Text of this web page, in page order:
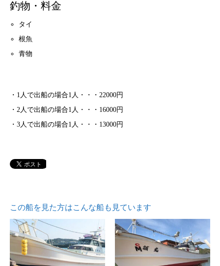
釣物・料金
タイ
根魚
青物
・1人で出船の場合1人・・・22000円
・2人で出船の場合1人・・・16000円
・3人で出船の場合1人・・・13000円
この船を見た方はこんな船も見ています